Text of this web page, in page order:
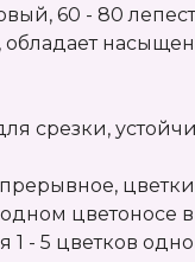
60 - 80
обладает
срезки,
цветоносе
1 - 5 цветков